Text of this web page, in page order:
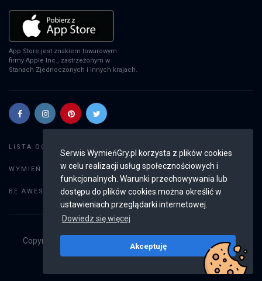
Serwis WymieńGry.pl korzysta z plików cookies
w celu realizacji usług społecznościowych i
funkcjonalnych. Warunki przechowywania lub
dostępu do plików cookies można określić w
ustawieniach przeglądarki internetowej.
Dowiedz się więcej
Akceptuję
App Store jest znakiem towarowym
firmy Apple Inc., zastrzeżonym w
Stanach Zjednoczonych i innych krajach.
LISTA OGŁOSZEŃ:
WYMIEŃ GRY: Dodaj ogłoszenie
BE AWESOME: Weryfikacja konta
Copyright © 2019 - 2026
Wszystkie prawa
v2.8.4